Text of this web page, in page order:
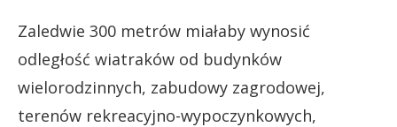
Zaledwie 300 metrów miałaby wynosić
odległość wiatraków od budynków
wielorodzinnych, zabudowy zagrodowej,
terenów rekreacyjno-wypoczynkowych,